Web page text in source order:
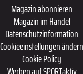
Magazin abonnieren
Magazin im Handel
Datenschutzinformation
Cookieeinstellungen ändern
Cookie Policy
Werben auf SPORTaktiv